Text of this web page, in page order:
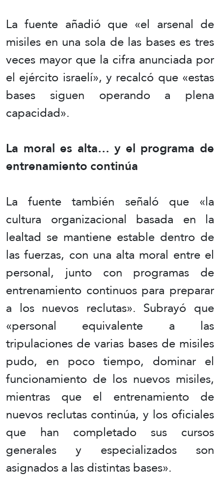
La fuente añadió que «el arsenal de
misiles en una sola de las bases es tres
veces mayor que la cifra anunciada por
el ejército israelí», y recalcó que «estas
bases siguen operando a plena
capacidad».
La moral es alta… y el programa de
entrenamiento continúa
La fuente también señaló que «la
cultura organizacional basada en la
lealtad se mantiene estable dentro de
las fuerzas, con una alta moral entre el
personal, junto con programas de
entrenamiento continuos para preparar
a los nuevos reclutas». Subrayó que
«personal equivalente a las
tripulaciones de varias bases de misiles
pudo, en poco tiempo, dominar el
funcionamiento de los nuevos misiles,
mientras que el entrenamiento de
nuevos reclutas continúa, y los oficiales
que han completado sus cursos
generales y especializados son
asignados a las distintas bases».